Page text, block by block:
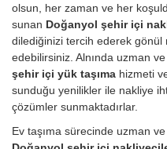
olsun, her zaman ve her
sunan Doğanyol şehir içi
dilediğinizi tercih ederek gönül
edebilirsiniz. Alnında uzman
şehir içi yük taşıma hizmeti
sunduğu yenilikler ile nakliye
çözümler sunmaktadırlar.
Ev taşıma sürecinde uzman